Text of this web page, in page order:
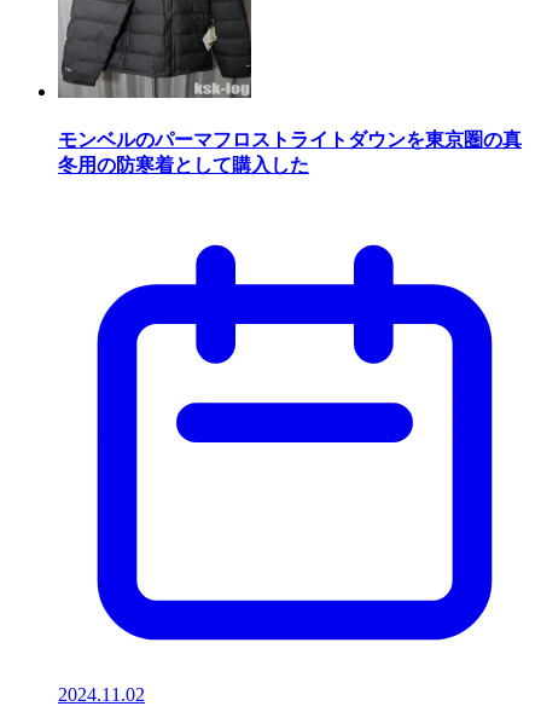
モンベルのパーマフロストライトダウンを東京圏の真
冬用の防寒着として購入した
2024.11.02